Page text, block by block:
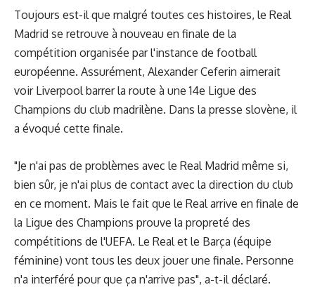
Toujours est-il que malgré toutes ces histoires, le Real
Madrid se retrouve à nouveau en finale de la
compétition organisée par l'instance de football
européenne. Assurément, Alexander Ceferin aimerait
voir Liverpool barrer la route à une 14e Ligue des
Champions du club madrilène. Dans la presse slovène, il
a évoqué cette finale.
"Je n'ai pas de problèmes avec le Real Madrid même si,
bien sûr, je n'ai plus de contact avec la direction du club
en ce moment. Mais le fait que le Real arrive en finale de
la Ligue des Champions prouve la propreté des
compétitions de l'UEFA. Le Real et le Barça (équipe
féminine) vont tous les deux jouer une finale. Personne
n'a interféré pour que ça n'arrive pas", a-t-il déclaré.